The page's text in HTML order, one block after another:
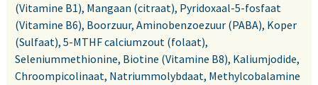
(Vitamine B1), Mangaan (citraat), Pyridoxaal-5-fosfaat
(Vitamine B6), Boorzuur, Aminobenzoezuur (PABA), Koper
(Sulfaat), 5-MTHF calciumzout (folaat),
Seleniummethionine, Biotine (Vitamine B8), Kaliumjodide,
Chroompicolinaat, Natriummolybdaat, Methylcobalamine